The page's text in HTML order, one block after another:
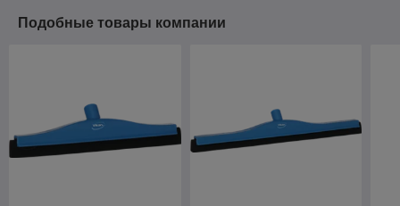
Подобные товары компании